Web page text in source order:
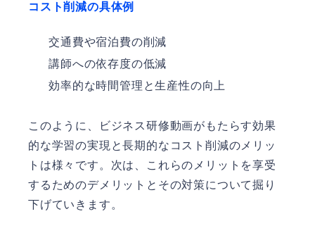
コスト削減の具体例
交通費や宿泊費の削減
講師への依存度の低減
効率的な時間管理と生産性の向上
このように、ビジネス研修動画がもたらす効果
的な学習の実現と長期的なコスト削減のメリッ
トは様々です。次は、これらのメリットを享受
するためのデメリットとその対策について掘り
下げていきます。